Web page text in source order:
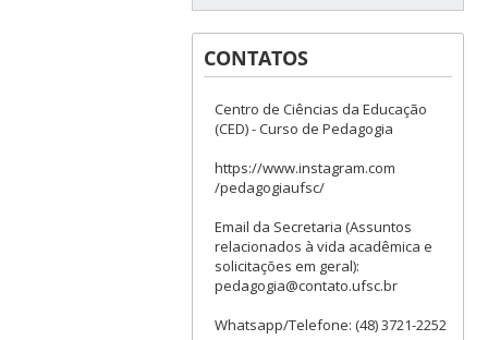
CONTATOS
Centro de Ciências da Educação
(CED) - Curso de Pedagogia
https://www.instagram.com
/pedagogiaufsc/
Email da Secretaria (Assuntos
relacionados à vida acadêmica e
solicitações em geral):
pedagogia@contato.ufsc.br
Whatsapp/Telefone: (48) 3721-2252